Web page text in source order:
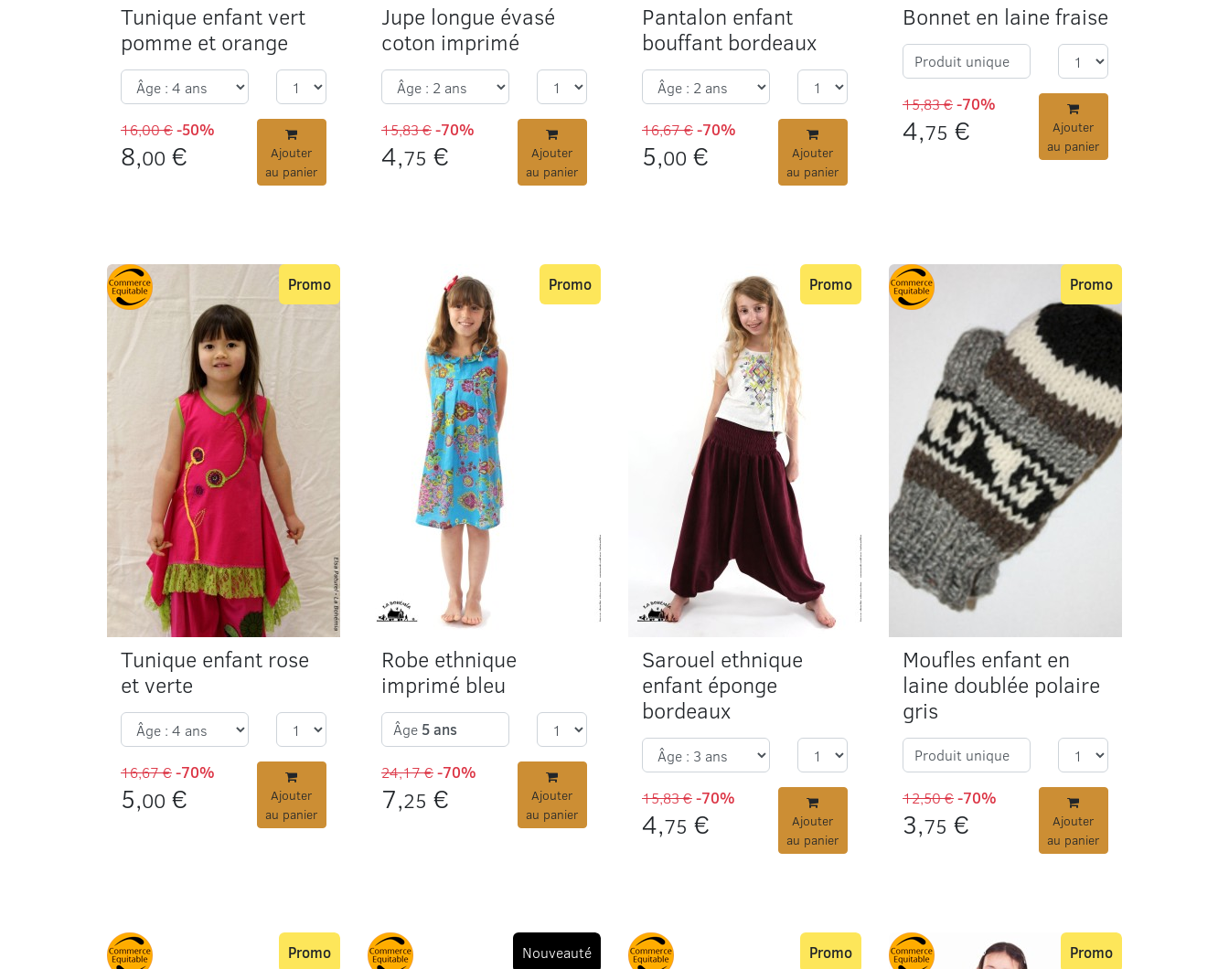
Tunique enfant vert
pomme et orange
16,00 €-50%
8,00 €
Ajouter
au panier
Jupe longue évasé
coton imprimé
15,83 €-70%
4,75 €
Ajouter
au panier
Pantalon enfant
bouffant bordeaux
16,67 €-70%
5,00 €
Ajouter
au panier
Bonnet en laine fraise
Produit unique
15,83 €-70%
4,75 €
Ajouter
au panier
Tunique enfant rose
et verte
Promo
16,67 €-70%
5,00 €
Ajouter
au panier
Robe ethnique
imprimé bleu
Promo
Âge5 ans
24,17 €-70%
7,25 €
Ajouter
au panier
Sarouel ethnique
enfant éponge
bordeaux
Promo
15,83 €-70%
4,75 €
Ajouter
au panier
Moufles enfant en
laine doublée polaire
gris
Promo
Produit unique
12,50 €-70%
3,75 €
Ajouter
au panier
Promo Nouveauté Promo Promo